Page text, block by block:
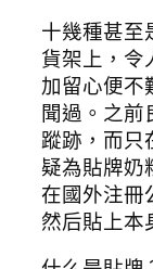
十幾種甚至
貨架上，令
加留心便不
聞過。之前
蹤跡，而只
疑為貼牌奶
在國外注冊
然后貼上本